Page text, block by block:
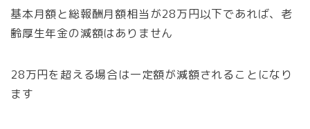
基本月額と総報酬月額相当が28万円以下であれば、老
齢厚生年金の減額はありません
28万円を超える場合は一定額が減額されることになり
ます